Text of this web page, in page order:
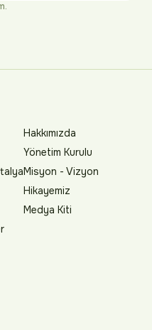
Hakkımızda
Yönetim Kurulu
Misyon - Vizyon
Hikayemiz
Medya Kiti